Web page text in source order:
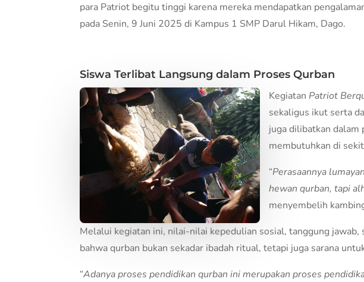
para Patriot begitu tinggi karena mereka mendapatkan
pada Senin, 9 Juni 2025 di Kampus 1 SMP Darul Hikam, Dago.
Siswa Terlibat Langsung dalam Proses Qurban
Kegiatan Patriot
sekaligus ikut serta
juga dilibatkan dalam
membutuhkan di
“Perasaannya
hewan qurban, tapi
menyembelih
Melalui kegiatan ini, nilai-nilai kepedulian sosial, tanggung
bahwa qurban bukan sekadar ibadah ritual, tetapi juga sarana
“Adanya proses pendidikan qurban ini merupakan proses